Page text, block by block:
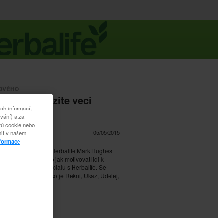
4 dulezite veci
1:27 05/05/2015
a prvni distributor Herbalife Mark Hughes
s jeho vhledem na to jak motivovat lidi k
jejich plneho potencialu s Herbalife. Se
tak jedNeduchym jako je Rekni, Ukaz, Udelej,
informací,
a za
cookie nebo
v našem